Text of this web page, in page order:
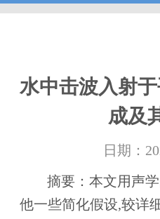
水中击波入射
成及
日期：
摘要：本文用声
他一些简化假设,较详